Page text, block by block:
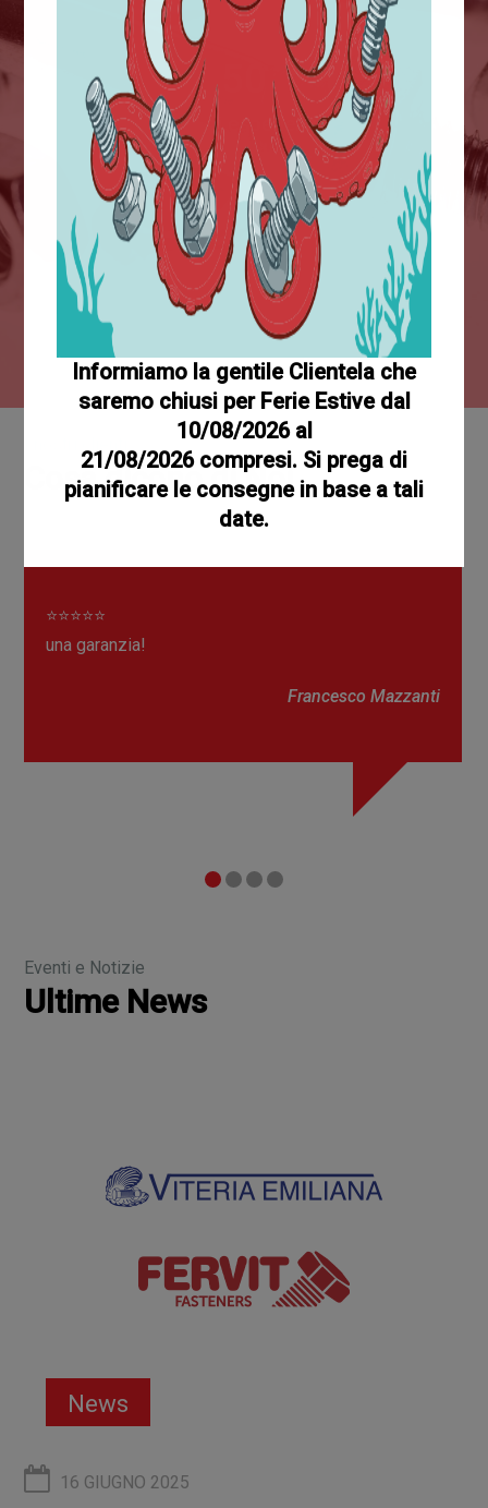
Informiamo la gentile Clientela che
saremo chiusi per Ferie Estive dal
10/08/2026 al
21/08/2026 compresi. Si prega di
pianificare le consegne in base a tali
date.
Anni di esperienza
65000
Referenze
Cosa dicono di Noi
⭐⭐⭐⭐⭐
una garanzia!
Francesco Mazzanti
Eventi e Notizie
Ultime News
16 GIUGNO 2025
News